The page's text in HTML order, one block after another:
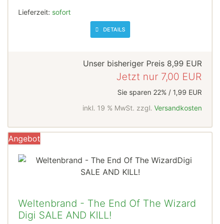
Lieferzeit: sofort
DETAILS
Unser bisheriger Preis 8,99 EUR
Jetzt nur 7,00 EUR
Sie sparen 22% / 1,99 EUR
inkl. 19 % MwSt. zzgl. Versandkosten
Angebot
Weltenbrand - The End Of The Wizard
Digi SALE AND KILL!